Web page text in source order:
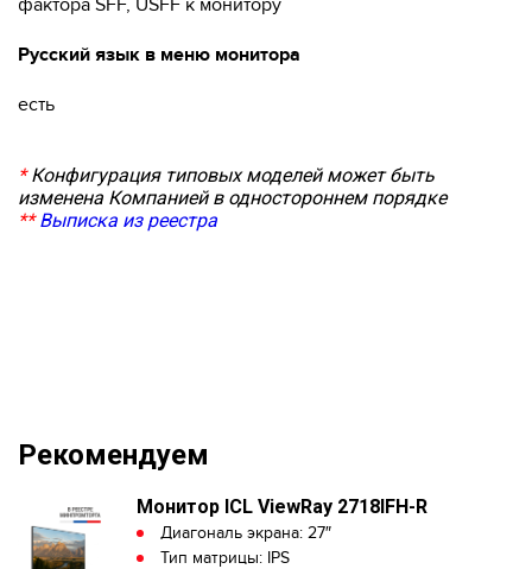
фактора SFF, USFF к монитору
Русский язык в меню монитора
есть
*Конфигурация типовых моделей может быть
изменена Компанией в одностороннем порядке
** Выписка из реестра
Рекомендуем
Монитор ICL ViewRay 2718IFH-R
Диагональ экрана: 27″
Тип матрицы: IPS